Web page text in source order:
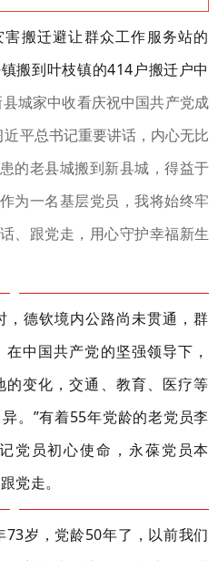
搬迁避让群众工作服务站的
搬到叶枝镇的414户搬迁户中
县城家中收看庆祝中国共产党成
平总书记重要讲话，内心无比
的老县城搬到新县城，得益于
为一名基层党员，我将始终牢
、跟党走，用心守护幸福新生
，德钦境内公路尚未贯通，群
中国共产党的坚强领导下，
变化，交通、教育、医疗等
。”有着55年党龄的老党员李
党员初心使命，永葆党员本
党走。
73岁，党龄50年了，以前我们